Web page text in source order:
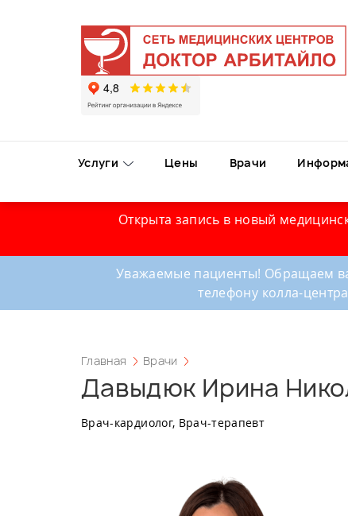
Услуги Цены Врачи
Открыта запись в новый
Уважаемые пациенты! Обращаем
телефону колла-
Главная Врачи
Давыдюк Ирина
Врач-кардиолог, Врач-терапевт